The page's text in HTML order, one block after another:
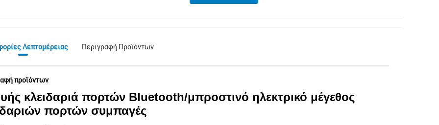
Λεπτομέρειας Περιγραφή Προϊόντων
προϊόντων
κλειδαριά πορτών Bluetooth/μπροστινό ηλεκτρικό μέγεθος
πορτών συμπαγές